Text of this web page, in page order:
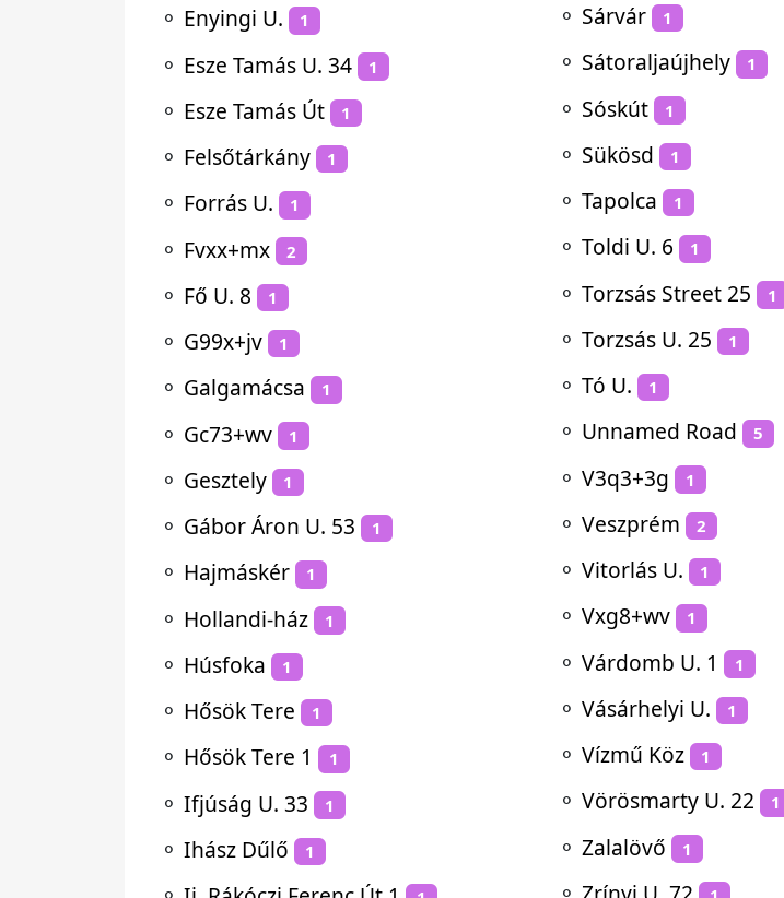
⚬ Enyingi U. 1
⚬ Esze Tamás U. 34 1
⚬ Esze Tamás Út 1
⚬ Felsőtárkány 1
⚬ Forrás U. 1
⚬ Fvxx+mx 2
⚬ Fő U. 8 1
⚬ G99x+jv 1
⚬ Galgamácsa 1
⚬ Gc73+wv 1
⚬ Gesztely 1
⚬ Gábor Áron U. 53 1
⚬ Hajmáskér 1
⚬ Hollandi-ház 1
⚬ Húsfoka 1
⚬ Hősök Tere 1
⚬ Hősök Tere 1 1
⚬ Ifjúság U. 33 1
⚬ Ihász Dűlő 1
⚬ Sárvár 1
⚬ Sátoraljaújhely 1
⚬ Sóskút 1
⚬ Sükösd 1
⚬ Tapolca 1
⚬ Toldi U. 6 1
⚬ Torzsás Street 25 1
⚬ Torzsás U. 25 1
⚬ Tó U. 1
⚬ Unnamed Road 5
⚬ V3q3+3g 1
⚬ Veszprém 2
⚬ Vitorlás U. 1
⚬ Vxg8+wv 1
⚬ Várdomb U. 1 1
⚬ Vásárhelyi U. 1
⚬ Vízmű Köz 1
⚬ Vörösmarty U. 22 1
⚬ Zalalövő 1